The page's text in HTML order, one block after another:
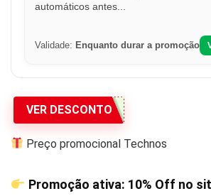
automáticos antes...
Validade: Enquanto durar a promoção
VER DESCONTO
Preço promocional Technos
Promoção ativa: 10% Off no